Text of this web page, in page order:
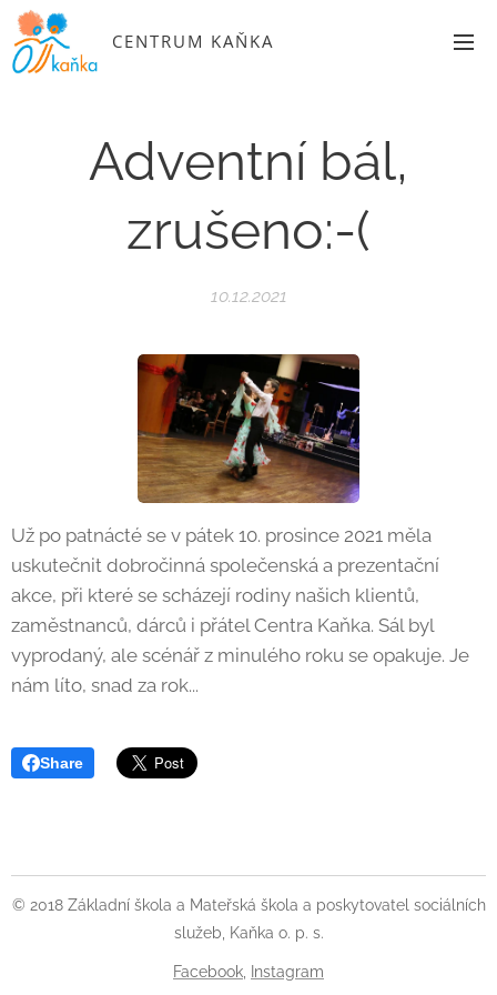
CENTRUM KAŇKA
Adventní bál,
zrušeno:-(
10.12.2021
Už po patnácté se v pátek 10. prosince 2021 měla
uskutečnit dobročinná společenská a prezentační
akce, při které se scházejí rodiny našich klientů,
zaměstnanců, dárců i přátel Centra Kaňka. Sál byl
vyprodaný, ale scénář z minulého roku se opakuje. Je
nám líto, snad za rok...
Share
© 2018 Základní škola a Mateřská škola a poskytovatel sociálních
služeb, Kaňka o. p. s.
Facebook Instagram